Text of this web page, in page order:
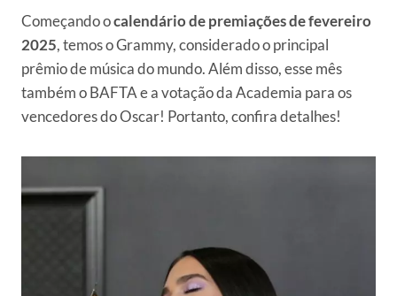
Começando ocalendário de premiações de fevereiro
2025, temos o Grammy, considerado o principal
prêmio de música do mundo. Além disso, esse mês
também o BAFTA e a votação da Academia para os
vencedores do Oscar! Portanto, confira detalhes!